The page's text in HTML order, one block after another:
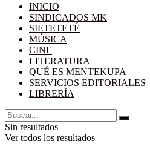
INICIO
SINDICADOS MK
SIETETETÉ
MÚSICA
CINE
LITERATURA
QUÉ ES MENTEKUPA
SERVICIOS EDITORIALES
LIBRERÍA
Sin resultados
Ver todos los resultados